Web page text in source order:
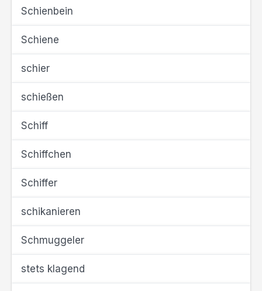
Schienbein
Schiene
schier
schießen
Schiff
Schiffchen
Schiffer
schikanieren
Schmuggeler
stets klagend